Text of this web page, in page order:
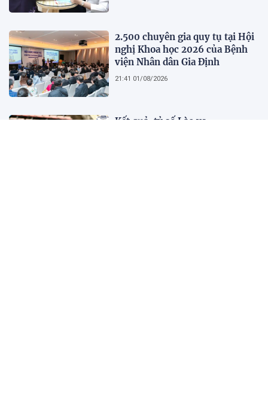
2.500 chuyên gia quy tụ tại Hội
nghị Khoa học 2026 của Bệnh
viện Nhân dân Gia Định
21:41 01/08/2026
Kết quả, tỷ số Lào vs